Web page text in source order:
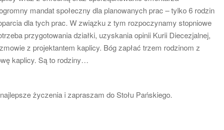
mandat społeczny dla planowanych prac – tylko 6 rodzin
dla tych prac. W związku z tym rozpoczynamy stopniowe
przygotowania działki, uzyskania opinii Kurii Diecezjalnej,
z projektantem kaplicy. Bóg zapłać trzem rodzinom z
kaplicy. Są to rodziny…
życzenia i zapraszam do Stołu Pańskiego.